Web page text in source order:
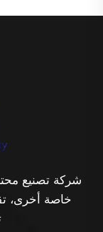
شركة تصنيع
خاصة أخرى،